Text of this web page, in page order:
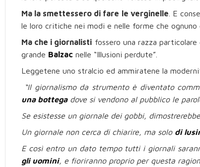
Ma la smettessero di fare le verginelle . E
le loro critiche nei modi e nelle forme che ognuno
Ma che i giornalisti fossero una razza
grande Balzac nelle “Illusioni perdute”.
Leggetene uno stralcio ed ammiratene la
“Il giornalismo da strumento è diventato
una bottegadove si vendono al pubblico le
Se esistesse un giornale dei gobbi,
Un giornale non cerca di chiarire, ma solo di
E così entro un dato tempo tutti i giornali
gli uomini, e fioriranno proprio per questa